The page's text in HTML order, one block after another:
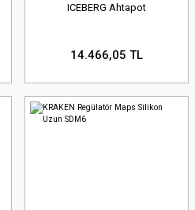
ICEBERG Ahtapot
14.466,05 TL